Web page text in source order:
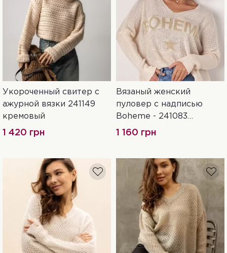
One Size
Укороченный свитер с
ажурной вязки 241149
кремовый
1 420 грн
One Size
Вязаный женский
пуловер с надписью
Boheme - 241083
молочный
1 160 грн